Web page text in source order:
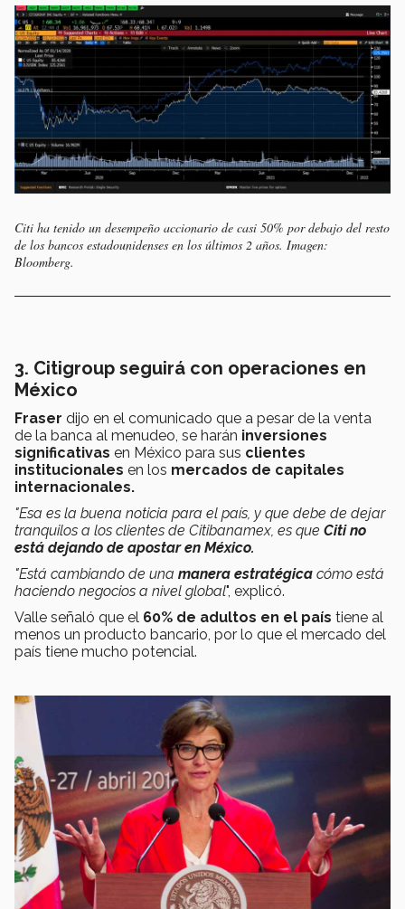
Citi ha tenido un desempeño accionario de casi 50% por debajo del resto
de los bancos estadounidenses en los últimos 2 años. Imagen:
Bloomberg.
3. Citigroup seguirá con operaciones en
México
Fraser dijo en el comunicado que a pesar de la venta
de la banca al menudeo, se harán inversiones
significativas en México para sus clientes
institucionales en los mercados de capitales
internacionales.
"Esa es la buena noticia para el país, y que debe de dejar
tranquilos a los clientes de Citibanamex, es que Citi no
está dejando de apostar en México.
"Está cambiando de una manera estratégica cómo está
haciendo negocios a nivel global", explicó.
Valle señaló que el 60% de adultos en el país tiene al
menos un producto bancario, por lo que el mercado del
país tiene mucho potencial.